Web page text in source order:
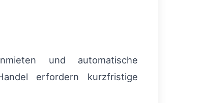
und automatische
erfordern kurzfristige